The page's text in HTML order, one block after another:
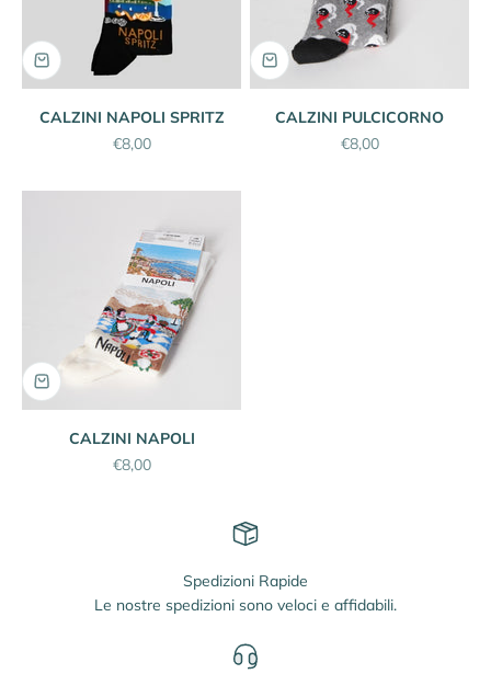
CALZINI NAPOLI SPRITZ
Prezzo scontato
€8,00
CALZINI PULCICORNO
Prezzo scontato
€8,00
CALZINI NAPOLI
Prezzo scontato
€8,00
Spedizioni Rapide
Le nostre spedizioni sono veloci e affidabili.